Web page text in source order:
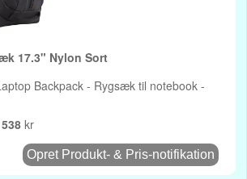
Case Logic Rygsæk 17.3" Nylon Sort
Backpack - Rygsæk til notebook -
538 kr
Opret Produkt- & Pris-notifikation